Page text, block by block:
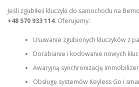
Jeśli zgubiłeś kluczyki do samochodu na
+48 570 933 114. Oferujemy:
Usuwanie zgubionych kluczyków z
Dorabianie i kodowanie nowych
Awaryjną synchronizację
Obsługę systemów Keyless Go i